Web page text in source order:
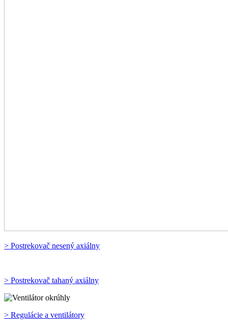
> Postrekovač nesený axiálny
> Postrekovač tahaný axiálny
> Regulácie a ventilátory